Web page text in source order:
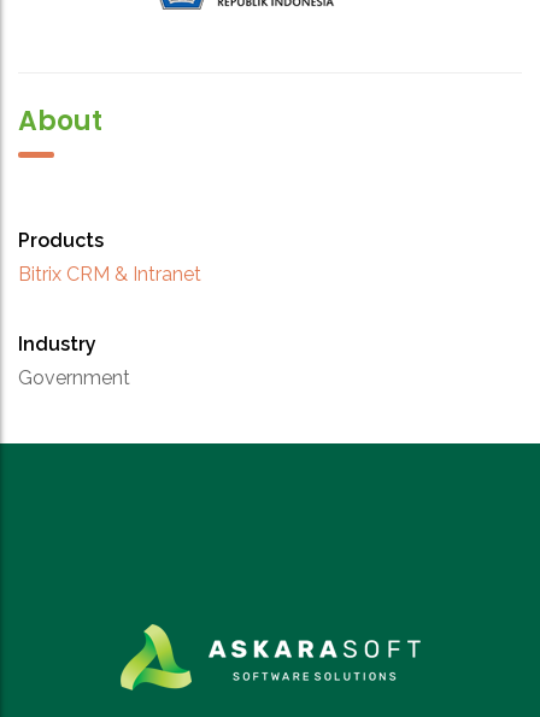
About
Products
Bitrix CRM & Intranet
Industry
Government